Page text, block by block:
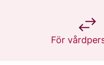
För
på 1177.se